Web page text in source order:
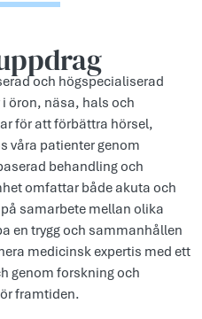
och högspecialiserad
öron, näsa, hals och
för att förbättra hörsel,
våra patienter genom
behandling och
omfattar både akuta och
samarbete mellan olika
en trygg och sammanhållen
medicinsk expertis med ett
genom forskning och
framtiden.